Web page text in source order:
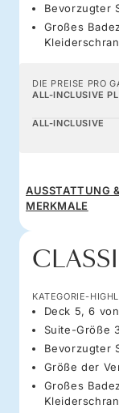
Bevorzugter
Großes
DIE PREISE PRO
ALL-INCLUSIVE
ALL-INCLUSIVE
AUSSTATTUNG &
MERKMALE
KATEGORIE-
Deck 5, 6 von
Suite-Größe
Bevorzugter
Größe der
Großes